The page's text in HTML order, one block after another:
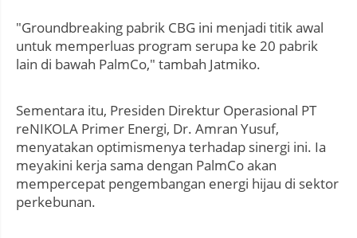
"Groundbreaking pabrik CBG ini menjadi titik awal
untuk memperluas program serupa ke 20 pabrik
lain di bawah PalmCo," tambah Jatmiko.
Sementara itu, Presiden Direktur Operasional PT
reNIKOLA Primer Energi, Dr. Amran Yusuf,
menyatakan optimismenya terhadap sinergi ini. Ia
meyakini kerja sama dengan PalmCo akan
mempercepat pengembangan energi hijau di sektor
perkebunan.